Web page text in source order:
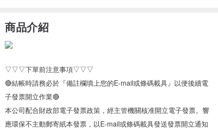
商品介紹
▽▽▽下單前注意事項▽▽▽
🔴結帳時請務必於『備註欄填上您的E-mail或條碼載具』以便後續電
子發票開立作業🔴
本公司配合財政部電子發票政策，經主管機關核准開立電子發票。響
應環保不主動郵寄紙本發票，以E-mail或條碼載具發送發票開立通知